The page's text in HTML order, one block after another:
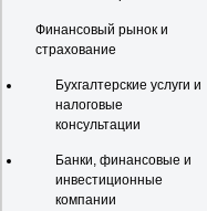
Финансовый рынок и
страхование
Бухгалтерские услуги и
налоговые
консультации
Банки, финансовые и
инвестиционные
компании